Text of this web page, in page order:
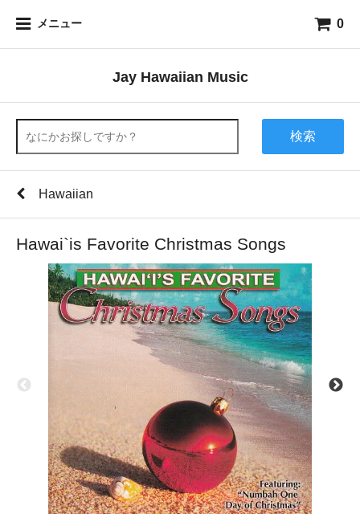
メニュー 0
Jay Hawaiian Music
検索
Hawaiian
Hawai`is Favorite Christmas Songs